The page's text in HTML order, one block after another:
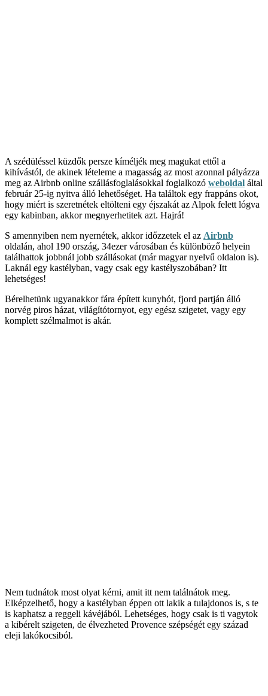
A szédüléssel küzdők persze kíméljék meg magukat ettől a
kihívástól, de akinek lételeme a magasság az most azonnal pályázza
meg az Airbnb online szállásfoglalásokkal foglalkozó weboldal által
február 25-ig nyitva álló lehetőséget. Ha találtok egy frappáns okot,
hogy miért is szeretnétek eltölteni egy éjszakát az Alpok felett lógva
egy kabinban, akkor megnyerhetitek azt. Hajrá!
S amennyiben nem nyernétek, akkor időzzetek el az Airbnb
oldalán, ahol 190 ország, 34ezer városában és különböző helyein
találhattok jobbnál jobb szállásokat (már magyar nyelvű oldalon is).
Laknál egy kastélyban, vagy csak egy kastélyszobában? Itt
lehetséges!
Bérelhetünk ugyanakkor fára épített kunyhót, fjord partján álló
norvég piros házat, világítótornyot, egy egész szigetet, vagy egy
komplett szélmalmot is akár.
Nem tudnátok most olyat kérni, amit itt nem találnátok meg.
Elképzelhető, hogy a kastélyban éppen ott lakik a tulajdonos is, s te
is kaphatsz a reggeli kávéjából. Lehetséges, hogy csak is ti vagytok
a kibérelt szigeten, de élvezheted Provence szépségét egy század
eleji lakókocsiból.